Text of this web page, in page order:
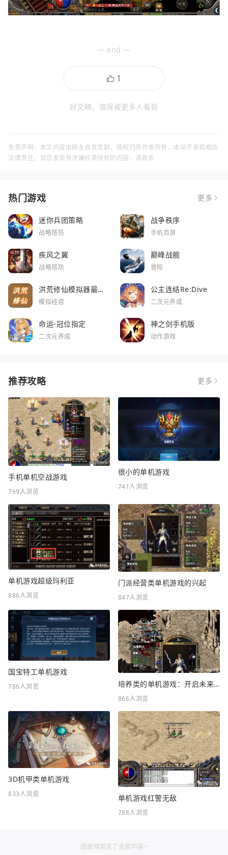
— end —
好文稿，值得被更多人看到
免责声明：本文内容由网友自发贡献，版权归原作者所有，本站不承担相应
法律责任。如您发现有涉嫌抄袭侵权的内容，请联系
热门游戏 更多
迷你兵团策略
战略塔防
战争秩序
手机页游
疾风之翼
战略塔防
巅峰战舰
冒险
洪荒修仙模拟器最新
版
模拟经营
公主连结Re:Dive
二次元养成
命运-冠位指定
二次元养成
神之剑手机版
动作游戏
推荐攻略 更多
手机单机空战游戏
769人浏览
很小的单机游戏
741人浏览
单机游戏超级玛利亚
886人浏览
门派经营类单机游戏的兴起
847人浏览
国宝特工单机游戏
786人浏览 培养类的单机游戏：开启未来教育新时代
866人浏览
3D机甲类单机游戏
833人浏览 单机游戏红警无敌
788人浏览
感谢你浏览了全部内容~